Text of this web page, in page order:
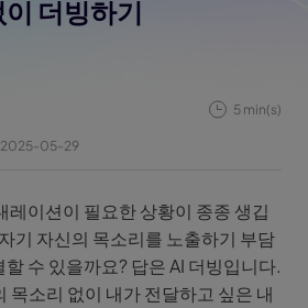
이 더빙하기
2025-05-29
5 min(s)
레이션이 필요한 상황이 종종 생깁
기 자신의 목소리를 노출하기 부담
수 있을까요? 답은 AI 더빙입니다.
목소리 없이 내가 전달하고 싶은 내